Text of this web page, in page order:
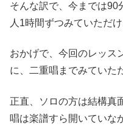
そんな訳で、今までは90
人1時間ずつみていただ
おかげで、今回のレッス
に、二重唱までみていた
正直、ソロの方は結構真
唱は楽譜すら開いていな